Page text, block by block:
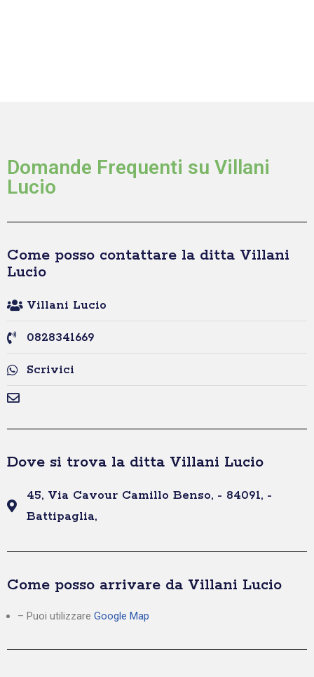
Domande Frequenti su Villani
Lucio
Come posso contattare la ditta Villani
Lucio
Villani Lucio
0828341669
Scrivici
Dove si trova la ditta Villani Lucio
45, Via Cavour Camillo Benso, - 84091, -
Battipaglia,
Come posso arrivare da Villani Lucio
– Puoi utilizzare Google Map